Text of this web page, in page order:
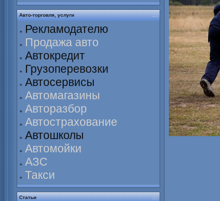
Авто-торговля, услуги
Рекламодателю
Продажа авто
Автокредит
Грузоперевозки
Автосервисы
Автомагазины
Авторазбор
Автострахование
Автошколы
Автомойки
АЗС
Такси
Статьи